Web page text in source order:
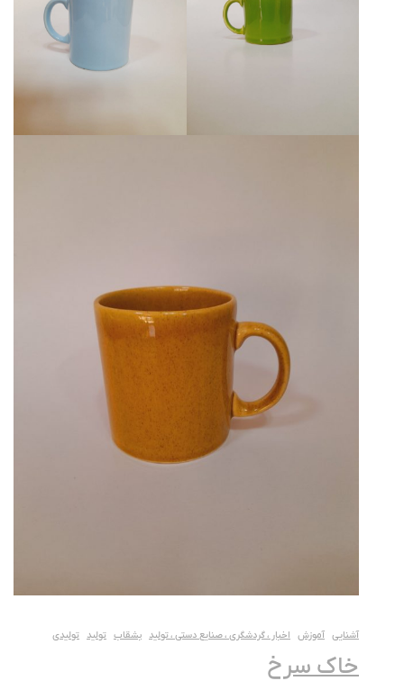
آشنایی آموزش اخبار ، گردشگری ، صنایع دستی ، تولید بشقاب تولید تولیدی
خاک سرخ